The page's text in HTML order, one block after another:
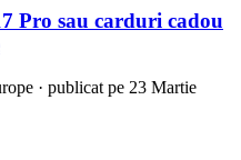
Pro sau carduri cadou
· publicat pe 23 Martie